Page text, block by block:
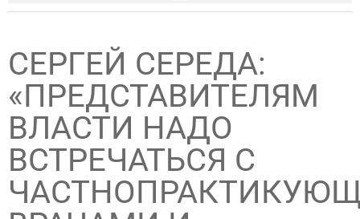
СЕРГЕЙ СЕРЕДА:
«ПРЕДСТАВИТЕЛЯМ
ВЛАСТИ НАДО
ВСТРЕЧАТЬСЯ С